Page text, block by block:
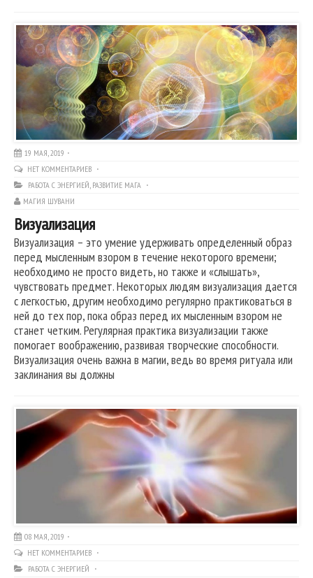
19 МАЯ, 2019
НЕТ КОММЕНТАРИЕВ
РАБОТА С ЭНЕРГИЕЙ, РАЗВИТИЕ МАГА
МАГИЯ ШУВАНИ
Визуализация
Визуализация – это умение удерживать определенный образ
перед мысленным взором в течение некоторого времени;
необходимо не просто видеть, но также и «слышать»,
чувствовать предмет. Некоторых людям визуализация дается
с легкостью, другим необходимо регулярно практиковаться в
ней до тех пор, пока образ перед их мысленным взором не
станет четким. Регулярная практика визуализации также
помогает воображению, развивая творческие способности.
Визуализация очень важна в магии, ведь во время ритуала или
заклинания вы должны
08 МАЯ, 2019
НЕТ КОММЕНТАРИЕВ
РАБОТА С ЭНЕРГИЕЙ